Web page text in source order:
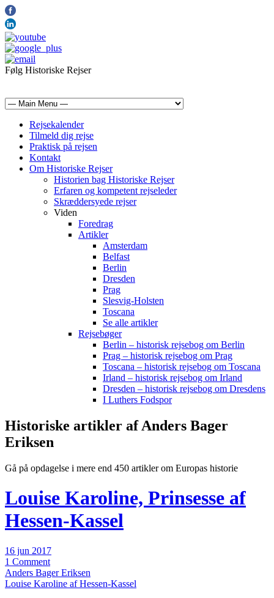
Følg Historiske Rejser
Rejsekalender
Tilmeld dig rejse
Praktisk på rejsen
Kontakt
Om Historiske Rejser
Historien bag Historiske Rejser
Erfaren og kompetent rejseleder
Skræddersyede rejser
Viden
Foredrag
Artikler
Amsterdam
Belfast
Berlin
Dresden
Prag
Slesvig-Holsten
Toscana
Se alle artikler
Rejsebøger
Berlin – historisk rejsebog om Berlin
Prag – historisk rejsebog om Prag
Toscana – historisk rejsebog om Toscana
Irland – historisk rejsebog om Irland
Dresden – historisk rejsebog om Dresdens
I Luthers Fodspor
Historiske artikler af Anders Bager
Eriksen
Gå på opdagelse i mere end 450 artikler om Europas historie
Louise Karoline, Prinsesse af
Hessen-Kassel
16 jun 2017
1 Comment
Anders Bager Eriksen
Louise Karoline af Hessen-Kassel